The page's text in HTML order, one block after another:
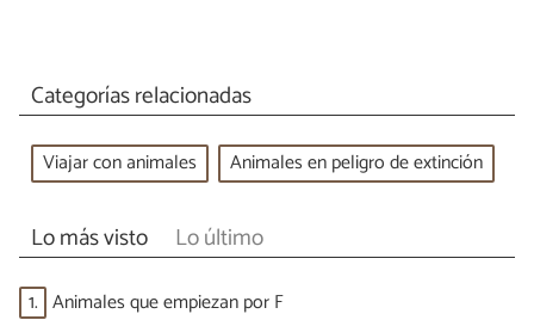
Categorías relacionadas
Viajar con animales Animales en peligro de extinción
Lo más visto Lo último
1. Animales que empiezan por F